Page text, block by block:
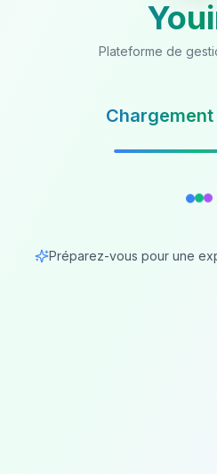
Plateforme de
Préparez-vous pour une